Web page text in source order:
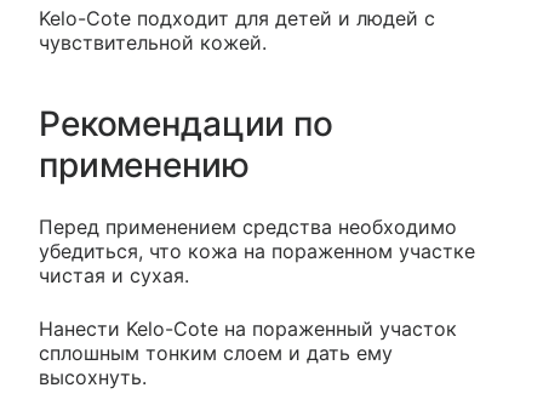
Kelo-Cote подходит для детей и людей с
чувствительной кожей.
Рекомендации по
применению
Перед применением средства необходимо
убедиться, что кожа на пораженном участке
чистая и сухая.
Нанести Kelo-Cote на пораженный участок
сплошным тонким слоем и дать ему
высохнуть.